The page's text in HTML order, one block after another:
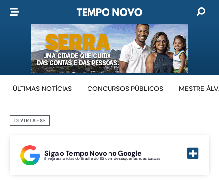
ÚLTIMAS NOTÍCIAS CONCURSOS PÚBLICOS MESTRE
DIVIRTA-SE
Siga o Tempo Novo no Google
E veja as notícias do Brasil e do ES com destaque nas suas buscas